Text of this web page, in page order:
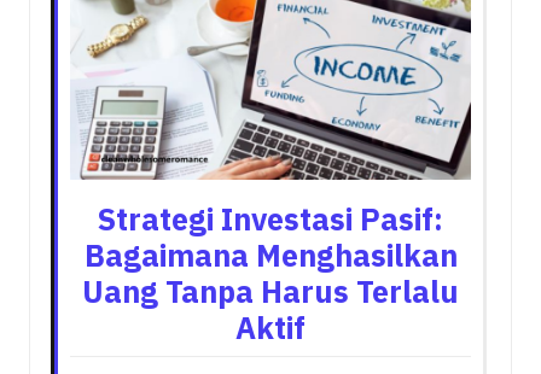
Strategi Investasi Pasif:
Bagaimana Menghasilkan
Uang Tanpa Harus Terlalu
Aktif